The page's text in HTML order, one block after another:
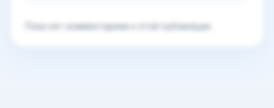
Пока нет комментариев к этой публикации.